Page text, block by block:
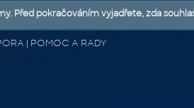
| POMOC A RADY
Před pokračováním vyjadřete, zda